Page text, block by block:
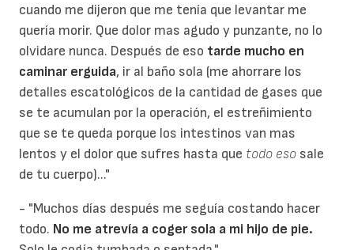
cuando me dijeron que me tenía que levantar me
quería morir. Que dolor mas agudo y punzante, no lo
olvidare nunca. Después de eso tarde mucho en
caminar erguida, ir al baño sola (me ahorrare los
detalles escatológicos de la cantidad de gases que
se te acumulan por la operación, el estreñimiento
que se te queda porque los intestinos van mas
lentos y el dolor que sufres hasta que todo eso sale
de tu cuerpo)..."
- "Muchos días después me seguía costando hacer
todo. No me atrevía a coger sola a mi hijo de pie.